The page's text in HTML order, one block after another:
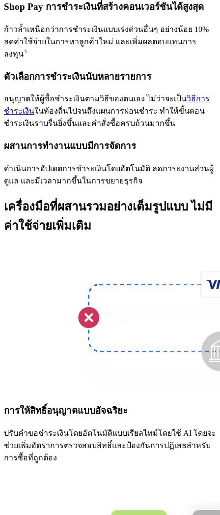
Shop Pay การชำระเงินที่สร้างคอนเวอร์ชันได้สูงสุด
ก้าวล้ำเหนือกว่าการชำระเงินแบบเร่งด่วนอื่นๆ อย่างน้อย 10%
ลดค่าใช้จ่ายในการหาลูกค้าใหม่ และเพิ่มผลตอบแทนการ
ลงทุน 3
ตัวเลือกการชำระเงินนับหลายรายการ
อนุญาตให้ผู้ซื้อชำระเงินตามวิธีของตนเอง ไม่ว่าจะเป็นวิธีการ
ชำระเงินในท้องถิ่นไปจนถึงแผนการผ่อนชำระ ทำให้ขั้นตอน
ชำระเงินราบรื่นยิ่งขึ้นและคำสั่งซื้อครบถ้วนมากขึ้น
ผสานการทำงานแบบมีการจัดการ
ดำเนินการอัปเดตการชำระเงินโดยอัตโนมัติ ลดภาระงานส่วนผู้
ดูแล และมีเวลามากขึ้นในการขยายธุรกิจ
เครื่องมือที่ผสานรวมอย่างเต็มรูปแบบ ไม่มี
ค่าใช้จ่ายเพิ่มเติม
การให้สิทธิ์อนุญาตแบบอัจฉริยะ
ปรับคำขอชำระเงินโดยอัตโนมัติแบบเรียลไทม์โดยใช้ AI โดยจะ
ช่วยเพิ่มอัตราการตรวจสอบสิทธิ์และป้องกันการปฏิเสธสำหรับ
การซื้อที่ถูกต้อง